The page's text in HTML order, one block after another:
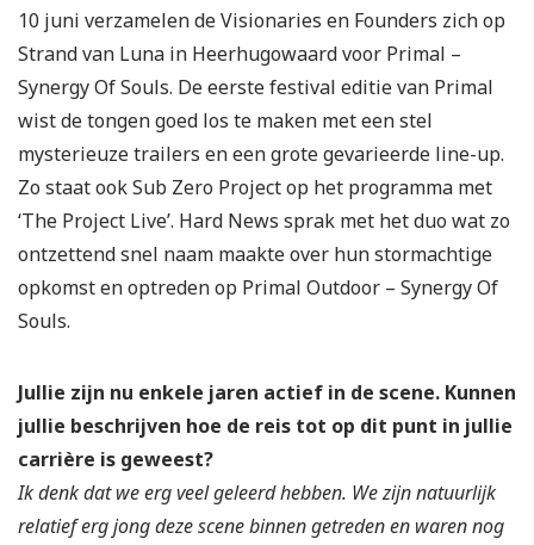
10 juni verzamelen de Visionaries en Founders zich op
Strand van Luna in Heerhugowaard voor Primal –
Synergy Of Souls. De eerste festival editie van Primal
wist de tongen goed los te maken met een stel
mysterieuze trailers en een grote gevarieerde line-up.
Zo staat ook Sub Zero Project op het programma met
‘The Project Live’. Hard News sprak met het duo wat zo
ontzettend snel naam maakte over hun stormachtige
opkomst en optreden op Primal Outdoor – Synergy Of
Souls.
Jullie zijn nu enkele jaren actief in de scene. Kunnen
jullie beschrijven hoe de reis tot op dit punt in jullie
carrière is geweest?
Ik denk dat we erg veel geleerd hebben. We zijn natuurlijk
relatief erg jong deze scene binnen getreden en waren nog